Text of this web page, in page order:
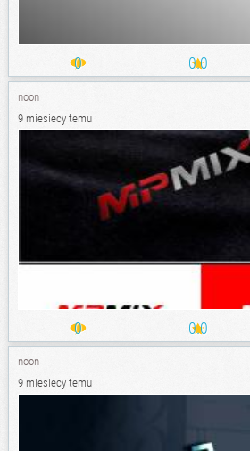
0 0.0
noon
9 miesiecy temu
0 0.0
noon
9 miesiecy temu